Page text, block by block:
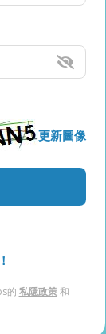
更新圖像
的 私隱政策和